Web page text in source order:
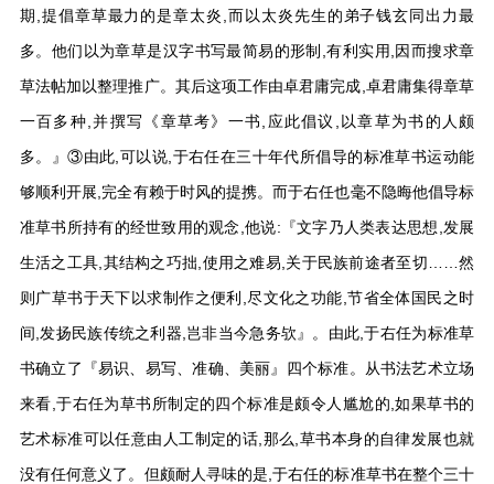
期,提倡章草最力的是章太炎,而以太炎先生的弟子钱玄同出力最
多。他们以为章草是汉字书写最简易的形制,有利实用,因而搜求章
草法帖加以整理推广。其后这项工作由卓君庸完成,卓君庸集得章草
一百多种,并撰写《章草考》一书,应此倡议,以章草为书的人颇
多。』③由此,可以说,于右任在三十年代所倡导的标准草书运动能
够顺利开展,完全有赖于时风的提携。而于右任也毫不隐晦他倡导标
准草书所持有的经世致用的观念,他说:『文字乃人类表达思想,发展
生活之工具,其结构之巧拙,使用之难易,关于民族前途者至切……然
则广草书于天下以求制作之便利,尽文化之功能,节省全体国民之时
间,发扬民族传统之利器,岂非当今急务欤』。由此,于右任为标准草
书确立了『易识、易写、准确、美丽』四个标准。从书法艺术立场
来看,于右任为草书所制定的四个标准是颇令人尴尬的,如果草书的
艺术标准可以任意由人工制定的话,那么,草书本身的自律发展也就
没有任何意义了。但颇耐人寻味的是,于右任的标准草书在整个三十